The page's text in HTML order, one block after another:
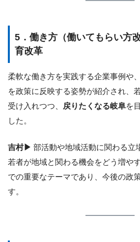
5．働き方（働いてもらい方
育改革
柔軟な働き方を実践する企業事例や
を政策に反映する姿勢が紹介され、
受け入れつつ、 戻りたくなる岐阜を
した。
吉村▶ 部活動や地域活動に関わる立
若者が地域と関わる機会をどう増や
での重要なテーマであり、今後の政
す。